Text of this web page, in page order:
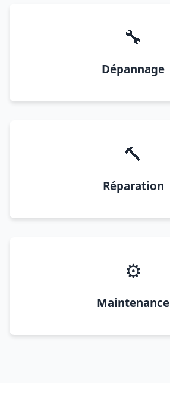
🔧
Dépannage
🔨
Réparation
⚙️
Maintenance